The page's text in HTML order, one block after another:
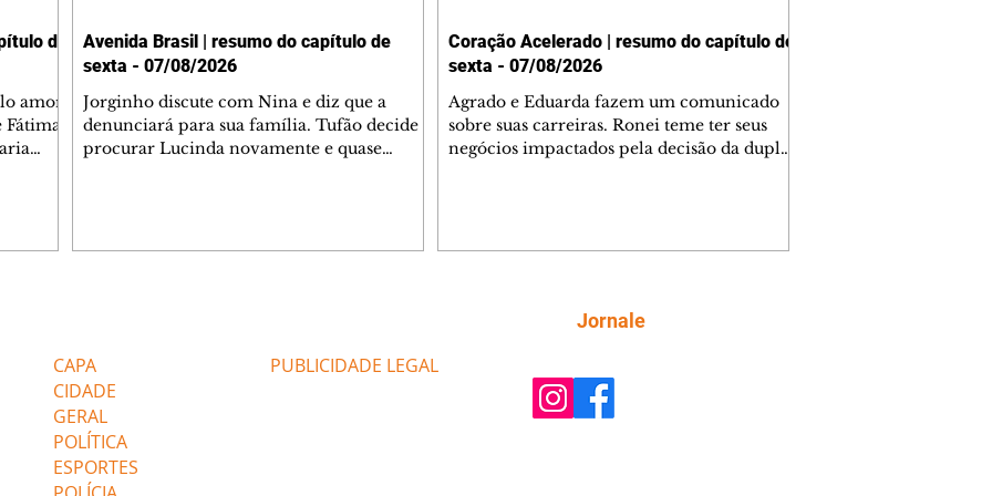
de
amor
Avenida Brasil | resumo do capítulo de
sexta - 07/08/2026
Jorginho discute com Nina e diz que a
denunciará para sua família. Tufão decide
procurar Lucinda novamente e quase
Max estavam envolvidos na tentativa de
assalto à
Coração Acelerado | resumo do capítulo de
sexta - 07/08/2026
Agrado e Eduarda fazem um comunicado
sobre suas carreiras. Ronei teme ter seus
negócios impactados pela decisão da dupla.
que se mudará de país, e Eduarda se
preocupa com Sol. Palhares desconfia de
CAPA
CIDADE
GERAL
POLÍTICA
ESPORTES
PUBLICIDADE LEGAL
Jornale